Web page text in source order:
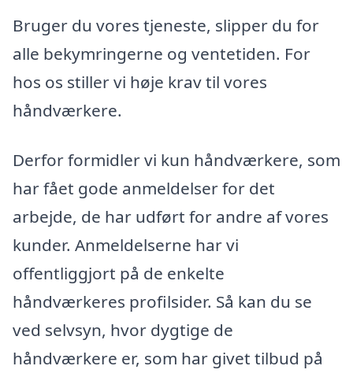
Bruger du vores tjeneste, slipper du for
alle bekymringerne og ventetiden. For
hos os stiller vi høje krav til vores
håndværkere.
Derfor formidler vi kun håndværkere, som
har fået gode anmeldelser for det
arbejde, de har udført for andre af vores
kunder. Anmeldelserne har vi
offentliggjort på de enkelte
håndværkeres profilsider. Så kan du se
ved selvsyn, hvor dygtige de
håndværkere er, som har givet tilbud på